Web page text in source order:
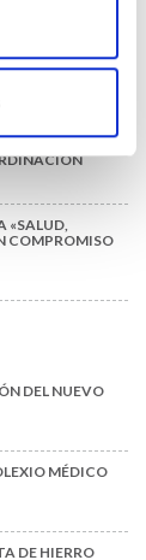
MEDIDAS
O EJERCEN
«SALUD,
COMPROMISO
DEL NUEVO
MÉDICO
DE HIERRO